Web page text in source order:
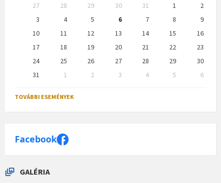
calendar
27 28 29 30 31 1
2
3
4 5 6 7 8
9
10
11 12 13 14 15
16
17
18 19 20 21 22
23
24
25 26 27 28 29
30
31
1 2 3 4 5
6
to
calendar
TOVÁBBI ESEMÉNYEK
Facebook
GALÉRIA